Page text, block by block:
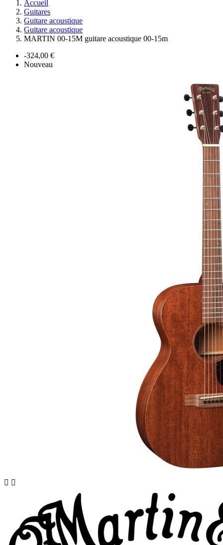
Accueil
Guitares
Guitare acoustique
Guitare acoustique
MARTIN 00-15M guitare acoustique 00-15m
-324,00 €
Nouveau
 